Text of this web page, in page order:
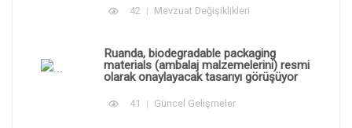
42 Mevzuat Değişiklikleri
Ruanda, biodegradable packaging
materials (ambalaj malzemelerini) resmi
olarak onaylayacak tasarıyı görüşüyor
41 Güncel Gelişmeler